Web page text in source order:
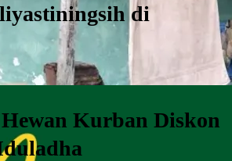
di
Kurban Diskon